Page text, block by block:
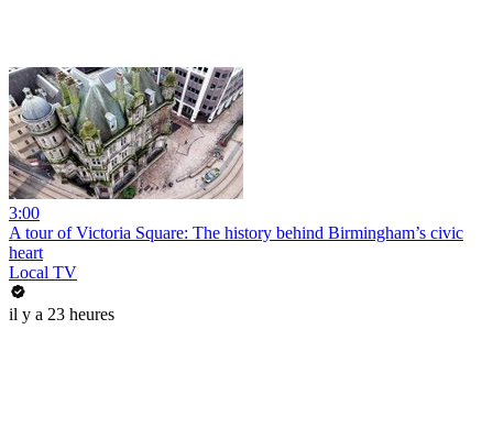
3:00
A tour of Victoria Square: The history behind Birmingham’s civic
heart
Local TV
il y a 23 heures